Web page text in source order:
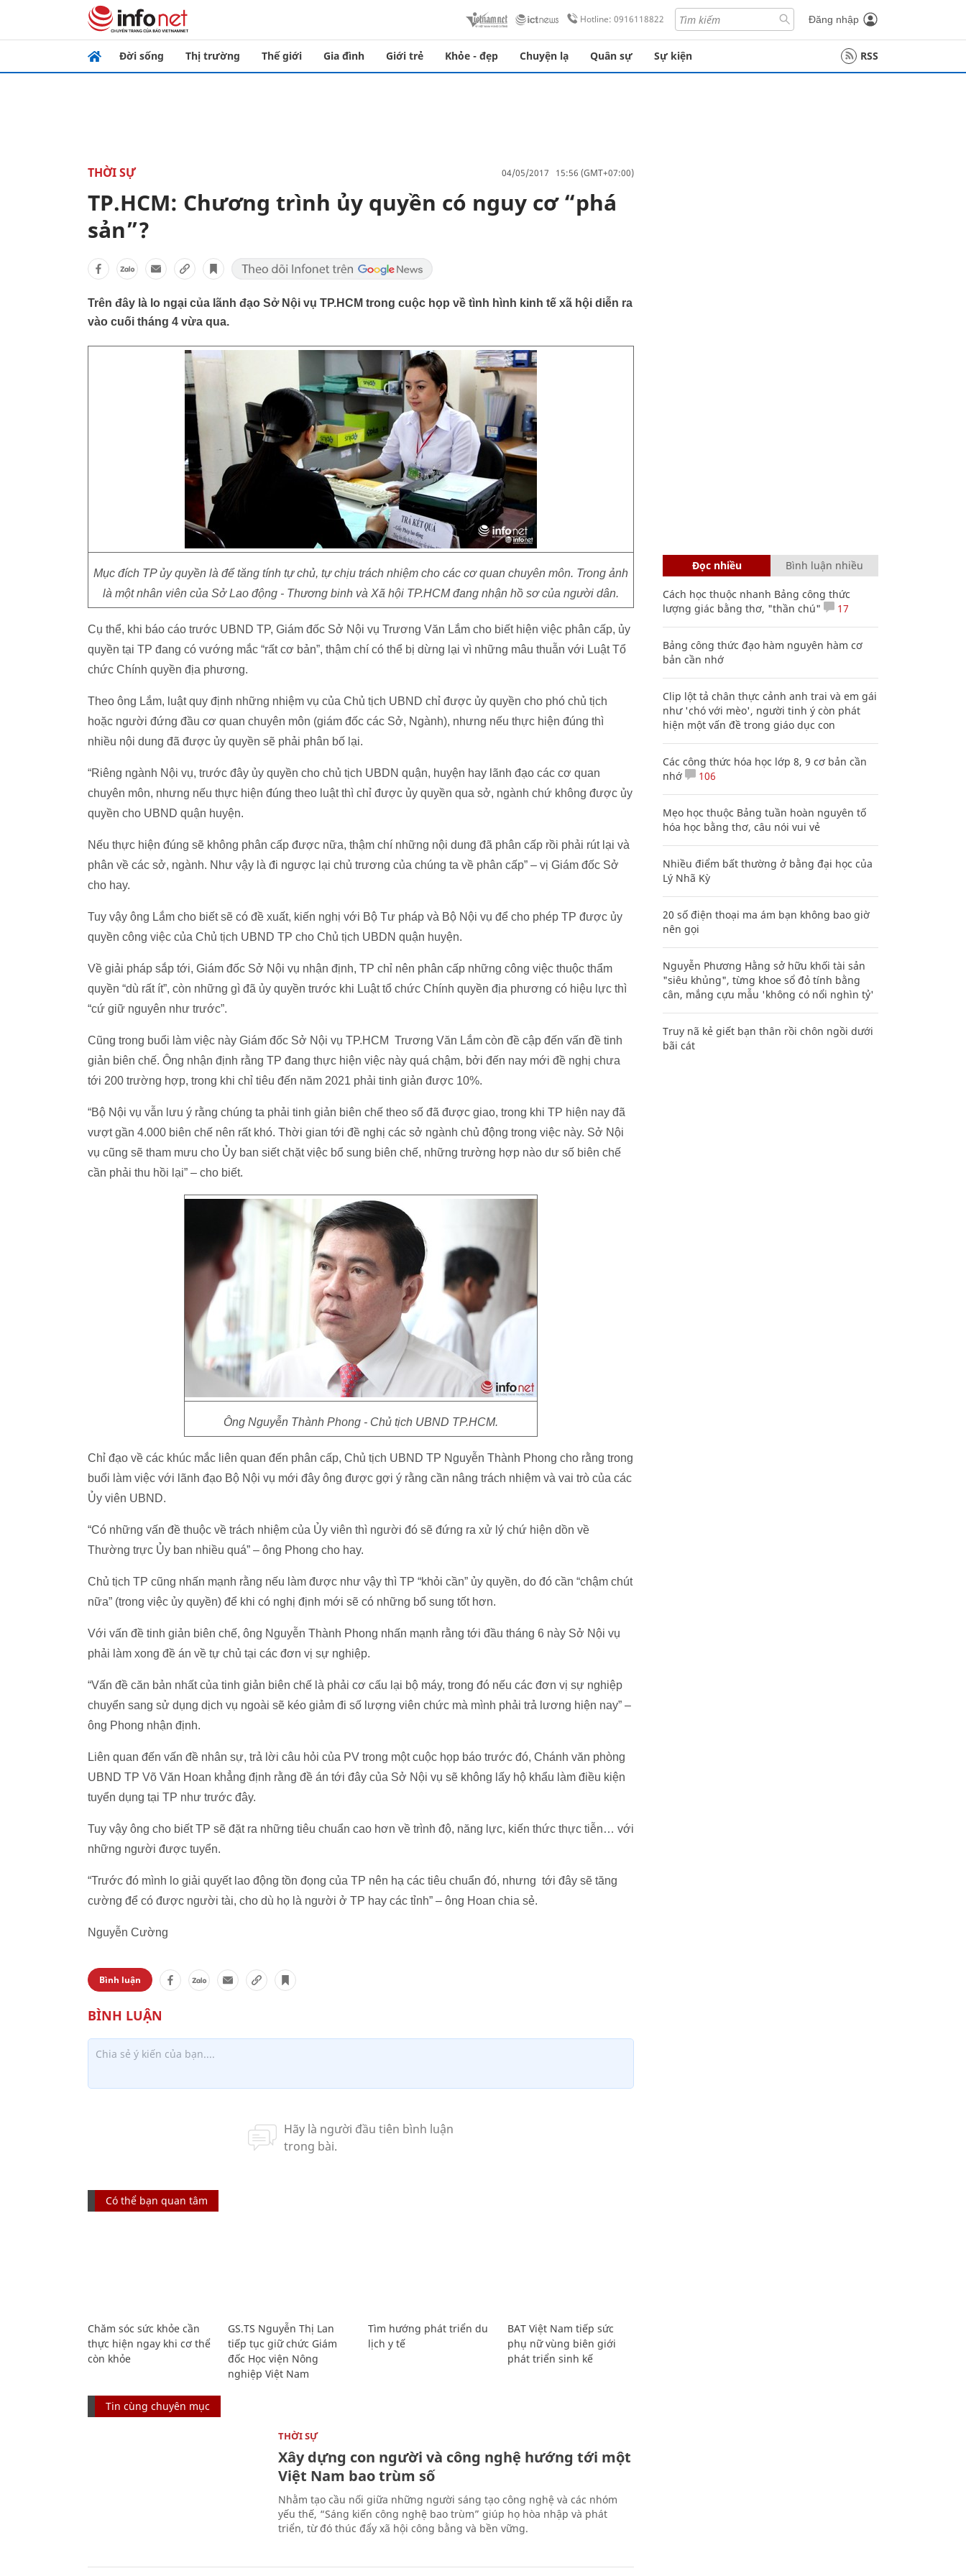
Hotline: 0916118822 Đăng nhập
Đời sống Thị trường Thế giới Gia đình Giới trẻ Khỏe - đẹp Chuyện lạ Quân sự Sự kiện RSS
THỜI SỰ 04/05/2017 15:56 (GMT+07:00)
TP.HCM: Chương trình ủy quyền có nguy cơ “phá
sản”?
Trên đây là lo ngại của lãnh đạo Sở Nội vụ TP.HCM trong cuộc họp về tình hình kinh tế xã hội diễn ra
vào cuối tháng 4 vừa qua.
Mục đích TP ủy quyền là để tăng tính tự chủ, tự chịu trách nhiệm cho các cơ quan chuyên môn. Trong ảnh
là một nhân viên của Sở Lao động - Thương binh và Xã hội TP.HCM đang nhận hồ sơ của người dân.
Cụ thể, khi báo cáo trước UBND TP, Giám đốc Sở Nội vụ Trương Văn Lắm cho biết hiện việc phân cấp, ủy
quyền tại TP đang có vướng mắc “rất cơ bản”, thậm chí có thể bị dừng lại vì những mâu thuẫn với Luật Tổ
chức Chính quyền địa phương.
Theo ông Lắm, luật quy định những nhiệm vụ của Chủ tịch UBND chỉ được ủy quyền cho phó chủ tịch
hoặc người đứng đầu cơ quan chuyên môn (giám đốc các Sở, Ngành), nhưng nếu thực hiện đúng thì
nhiều nội dung đã được ủy quyền sẽ phải phân bố lại.
“Riêng ngành Nội vụ, trước đây ủy quyền cho chủ tịch UBDN quận, huyện hay lãnh đạo các cơ quan
chuyên môn, nhưng nếu thực hiện đúng theo luật thì chỉ được ủy quyền qua sở, ngành chứ không được ủy
quyền cho UBND quận huyện.
Nếu thực hiện đúng sẽ không phân cấp được nữa, thậm chí những nội dung đã phân cấp rồi phải rút lại và
phân về các sở, ngành. Như vậy là đi ngược lại chủ trương của chúng ta về phân cấp” – vị Giám đốc Sở
cho hay.
Tuy vậy ông Lắm cho biết sẽ có đề xuất, kiến nghị với Bộ Tư pháp và Bộ Nội vụ để cho phép TP được ủy
quyền công việc của Chủ tịch UBND TP cho Chủ tịch UBDN quận huyện.
Về giải pháp sắp tới, Giám đốc Sở Nội vụ nhận định, TP chỉ nên phân cấp những công việc thuộc thẩm
quyền “dù rất ít”, còn những gì đã ủy quyền trước khi Luật tổ chức Chính quyền địa phương có hiệu lực thì
“cứ giữ nguyên như trước”.
Cũng trong buổi làm việc này Giám đốc Sở Nội vụ TP.HCM Trương Văn Lắm còn đề cập đến vấn đề tinh
giản biên chế. Ông nhận định rằng TP đang thực hiện việc này quá chậm, bởi đến nay mới đề nghị chưa
tới 200 trường hợp, trong khi chỉ tiêu đến năm 2021 phải tinh giản được 10%.
“Bộ Nội vụ vẫn lưu ý rằng chúng ta phải tinh giản biên chế theo số đã được giao, trong khi TP hiện nay đã
vượt gần 4.000 biên chế nên rất khó. Thời gian tới đề nghị các sở ngành chủ động trong việc này. Sở Nội
vụ cũng sẽ tham mưu cho Ủy ban siết chặt việc bổ sung biên chế, những trường hợp nào dư số biên chế
cần phải thu hồi lại” – cho biết.
Ông Nguyễn Thành Phong - Chủ tịch UBND TP.HCM.
Chỉ đạo về các khúc mắc liên quan đến phân cấp, Chủ tịch UBND TP Nguyễn Thành Phong cho rằng trong
buổi làm việc với lãnh đạo Bộ Nội vụ mới đây ông được gợi ý rằng cần nâng trách nhiệm và vai trò của các
Ủy viên UBND.
“Có những vấn đề thuộc về trách nhiệm của Ủy viên thì người đó sẽ đứng ra xử lý chứ hiện dồn về
Thường trực Ủy ban nhiều quá” – ông Phong cho hay.
Chủ tịch TP cũng nhấn mạnh rằng nếu làm được như vậy thì TP “khỏi cần” ủy quyền, do đó cần “chậm chút
nữa” (trong việc ủy quyền) để khi có nghị định mới sẽ có những bổ sung tốt hơn.
Với vấn đề tinh giản biên chế, ông Nguyễn Thành Phong nhấn mạnh rằng tới đầu tháng 6 này Sở Nội vụ
phải làm xong đề án về tự chủ tại các đơn vị sự nghiệp.
“Vấn đề căn bản nhất của tinh giản biên chế là phải cơ cấu lại bộ máy, trong đó nếu các đơn vị sự nghiệp
chuyển sang sử dụng dịch vụ ngoài sẽ kéo giảm đi số lượng viên chức mà mình phải trả lương hiện nay” –
ông Phong nhận định.
Liên quan đến vấn đề nhân sự, trả lời câu hỏi của PV trong một cuộc họp báo trước đó, Chánh văn phòng
UBND TP Võ Văn Hoan khẳng định rằng đề án tới đây của Sở Nội vụ sẽ không lấy hộ khẩu làm điều kiện
tuyển dụng tại TP như trước đây.
Tuy vậy ông cho biết TP sẽ đặt ra những tiêu chuẩn cao hơn về trình độ, năng lực, kiến thức thực tiễn… với
những người được tuyển.
“Trước đó mình lo giải quyết lao động tồn đọng của TP nên hạ các tiêu chuẩn đó, nhưng tới đây sẽ tăng
cường để có được người tài, cho dù họ là người ở TP hay các tỉnh” – ông Hoan chia sẻ.
Nguyễn Cường
Bình luận
Có thể bạn quan tâm
Chăm sóc sức khỏe cần
thực hiện ngay khi cơ thể
còn khỏe
GS.TS Nguyễn Thị Lan
tiếp tục giữ chức Giám
đốc Học viện Nông
nghiệp Việt Nam
Tìm hướng phát triển du
lịch y tế
BAT Việt Nam tiếp sức
phụ nữ vùng biên giới
phát triển sinh kế
Tin cùng chuyên mục
THỜI SỰ
Xây dựng con người và công nghệ hướng tới một
Việt Nam bao trùm số
Nhằm tạo cầu nối giữa những người sáng tạo công nghệ và các nhóm
yếu thế, “Sáng kiến công nghệ bao trùm” giúp họ hòa nhập và phát
triển, từ đó thúc đẩy xã hội công bằng và bền vững.
Đọc nhiều Bình luận nhiều
Cách học thuộc nhanh Bảng công thức
lượng giác bằng thơ, "thần chú"
17
Bảng công thức đạo hàm nguyên hàm cơ
bản cần nhớ
Clip lột tả chân thực cảnh anh trai và em gái
như 'chó với mèo', người tinh ý còn phát
hiện một vấn đề trong giáo dục con
Các công thức hóa học lớp 8, 9 cơ bản cần
nhớ
106
Mẹo học thuộc Bảng tuần hoàn nguyên tố
hóa học bằng thơ, câu nói vui vẻ
Nhiều điểm bất thường ở bằng đại học của
Lý Nhã Kỳ
20 số điện thoại ma ám bạn không bao giờ
nên gọi
Nguyễn Phương Hằng sở hữu khối tài sản
"siêu khủng", từng khoe sổ đỏ tính bằng
cân, mắng cựu mẫu 'không có nổi nghìn tỷ'
Truy nã kẻ giết bạn thân rồi chôn ngồi dưới
bãi cát